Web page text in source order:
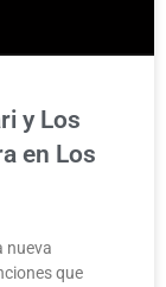
y Los
en Los
nueva
que